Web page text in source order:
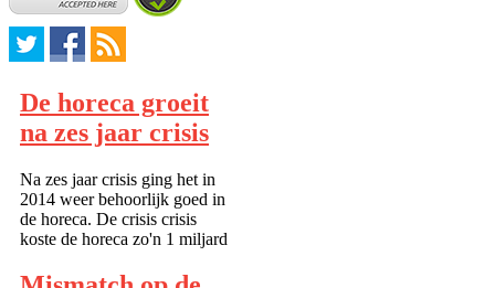
De horeca groeit
na zes jaar crisis
Na zes jaar crisis ging het in
2014 weer behoorlijk goed in
de horeca. De crisis crisis
koste de horeca zo'n 1 miljard
ondernemers zijn getroffen